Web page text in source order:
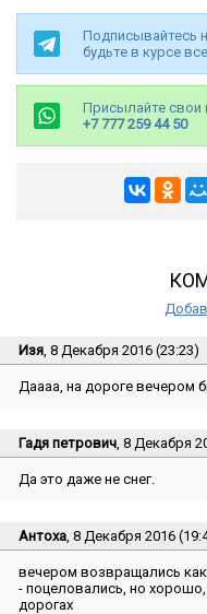
Подписывайтесь
будьте в курсе
Присылайте свои
+7 777 259 44 50
Изя , 8 Декабря 2016 (23:23)
Даааа, на дороге вечером
Гадя петрович , 8 Декабря
Да это даже не снег.
Антоха , 8 Декабря 2016
вечером возвращались
- поцеловались, но
дорогах